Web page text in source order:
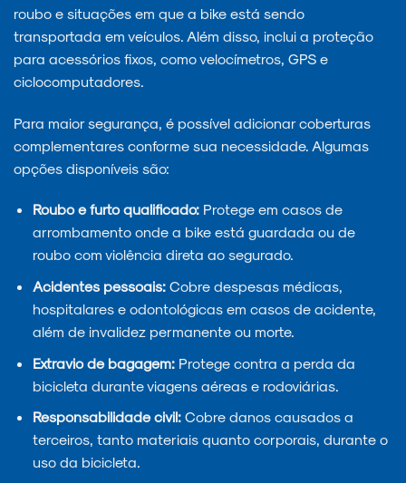
roubo e situações em que a bike está sendo
transportada em veículos. Além disso, inclui a proteção
para acessórios fixos, como velocímetros, GPS e
ciclocomputadores.
Para maior segurança, é possível adicionar coberturas
complementares conforme sua necessidade. Algumas
opções disponíveis são:
Roubo e furto qualificado:Protege em casos de
arrombamento onde a bike está guardada ou de
roubo com violência direta ao segurado.
Acidentes pessoais:Cobre despesas médicas,
hospitalares e odontológicas em casos de acidente,
além de invalidez permanente ou morte.
Extravio de bagagem:Protege contra a perda da
bicicleta durante viagens aéreas e rodoviárias.
Responsabilidade civil:Cobre danos causados a
terceiros, tanto materiais quanto corporais, durante o
uso da bicicleta.